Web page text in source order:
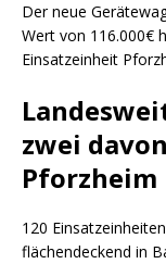
Der neue
Wert von 116.000€
Einsatzeinheit
zwei
Pforzheim
120
flächendeckend in